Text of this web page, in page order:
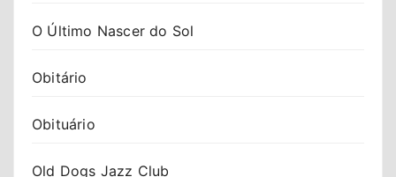
O Último Nascer do Sol
Obitário
Obituário
Old Dogs Jazz Club